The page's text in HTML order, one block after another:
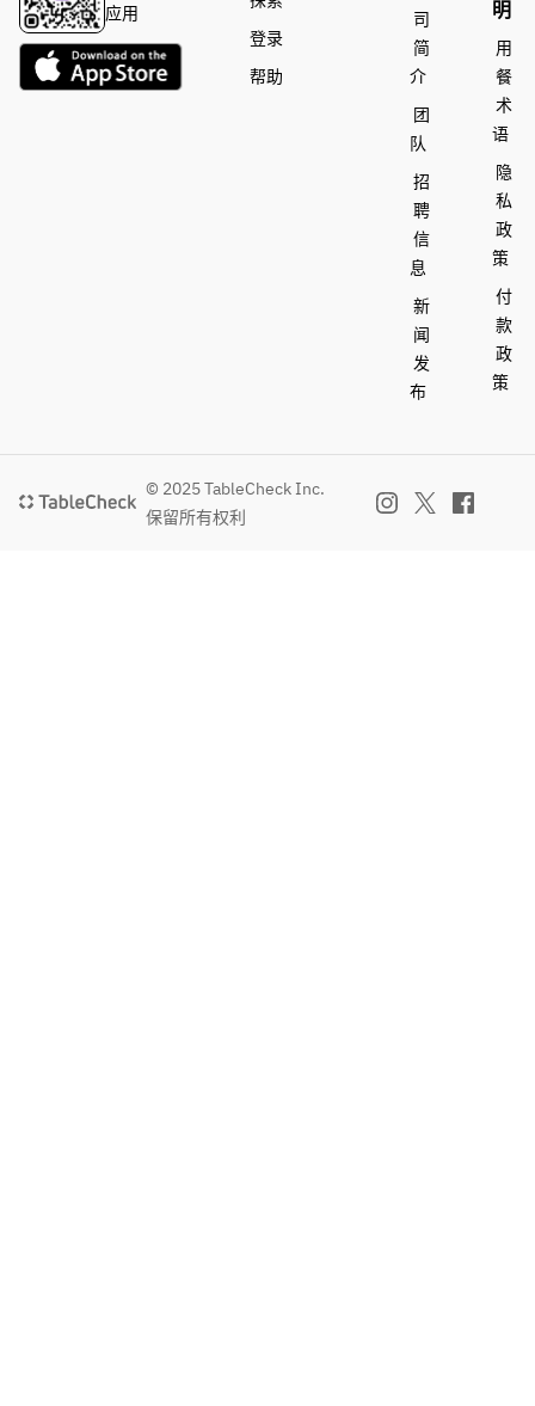
应用
登录
帮助
司
简
介
团
队
招
聘
信
息
新
闻
发
布
明
用
餐
术
语
隐
私
政
策
付
款
政
策
© 2025 TableCheck Inc.
保留所有权利